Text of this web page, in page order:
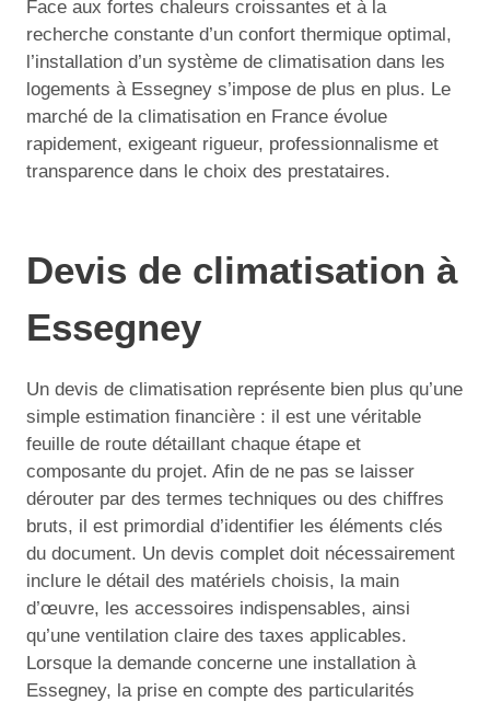
Face aux fortes chaleurs croissantes et à la
recherche constante d’un confort thermique optimal,
l’installation d’un système de climatisation dans les
logements à Essegney s’impose de plus en plus. Le
marché de la climatisation en France évolue
rapidement, exigeant rigueur, professionnalisme et
transparence dans le choix des prestataires.
Devis de climatisation à
Essegney
Un devis de climatisation représente bien plus qu’une
simple estimation financière : il est une véritable
feuille de route détaillant chaque étape et
composante du projet. Afin de ne pas se laisser
dérouter par des termes techniques ou des chiffres
bruts, il est primordial d’identifier les éléments clés
du document. Un devis complet doit nécessairement
inclure le détail des matériels choisis, la main
d’œuvre, les accessoires indispensables, ainsi
qu’une ventilation claire des taxes applicables.
Lorsque la demande concerne une installation à
Essegney, la prise en compte des particularités